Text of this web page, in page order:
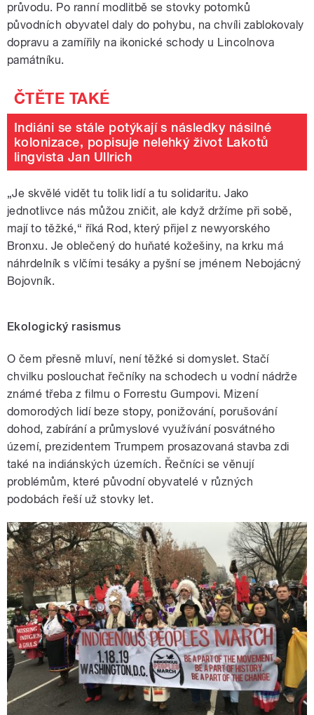
průvodu. Po ranní modlitbě se stovky potomků
původních obyvatel daly do pohybu, na chvíli zablokovaly
dopravu a zamířily na ikonické schody u Lincolnova
památníku.
Indiáni se stále potýkají s následky násilné
kolonizace, popisuje nelehký život Lakotů
lingvista Jan Ullrich
„Je skvělé vidět tu tolik lidí a tu solidaritu. Jako
jednotlivce nás můžou zničit, ale když držíme při sobě,
mají to těžké,“ říká Rod, který přijel z newyorského
Bronxu. Je oblečený do huňaté kožešiny, na krku má
náhrdelník s vlčími tesáky a pyšní se jménem Nebojácný
Bojovník.
Ekologický rasismus
O čem přesně mluví, není těžké si domyslet. Stačí
chvilku poslouchat řečníky na schodech u vodní nádrže
známé třeba z filmu o Forrestu Gumpovi. Mizení
domorodých lidí beze stopy, ponižování, porušování
dohod, zabírání a průmyslové využívání posvátného
území, prezidentem Trumpem prosazovaná stavba zdi
také na indiánských územích. Řečníci se věnují
problémům, které původní obyvatelé v různých
podobách řeší už stovky let.